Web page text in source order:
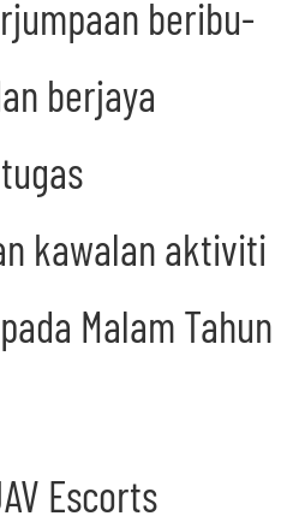
beribu-
berjaya
kawalan aktiviti
Malam Tahun